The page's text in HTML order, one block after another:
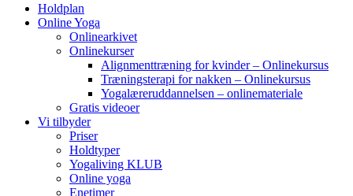
Holdplan
Online Yoga
Onlinearkivet
Onlinekurser
Alignmenttræning for kvinder – Onlinekursus
Træningsterapi for nakken – Onlinekursus
Yogalæreruddannelsen – onlinemateriale
Gratis videoer
Vi tilbyder
Priser
Holdtyper
Yogaliving KLUB
Online yoga
Enetimer